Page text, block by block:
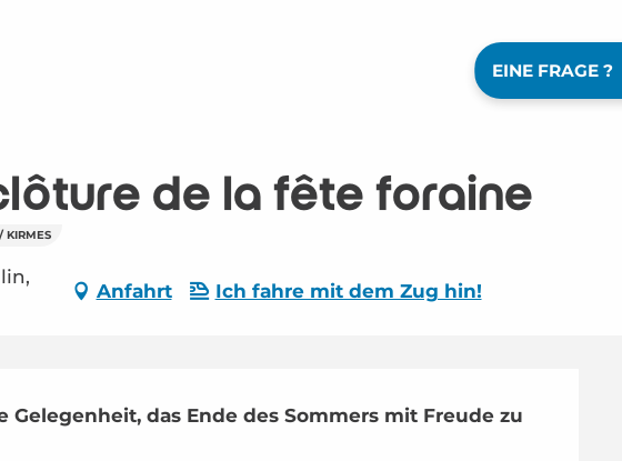
EINE FRAGE ?
de la fête foraine
KIRMES
Anfahrt Ich fahre mit dem Zug hin!
Gelegenheit, das Ende des Sommers mit Freude zu